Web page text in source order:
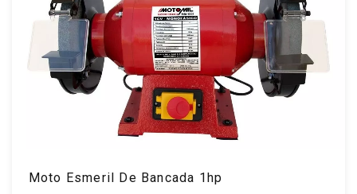
Moto Esmeril De Bancada 1hp